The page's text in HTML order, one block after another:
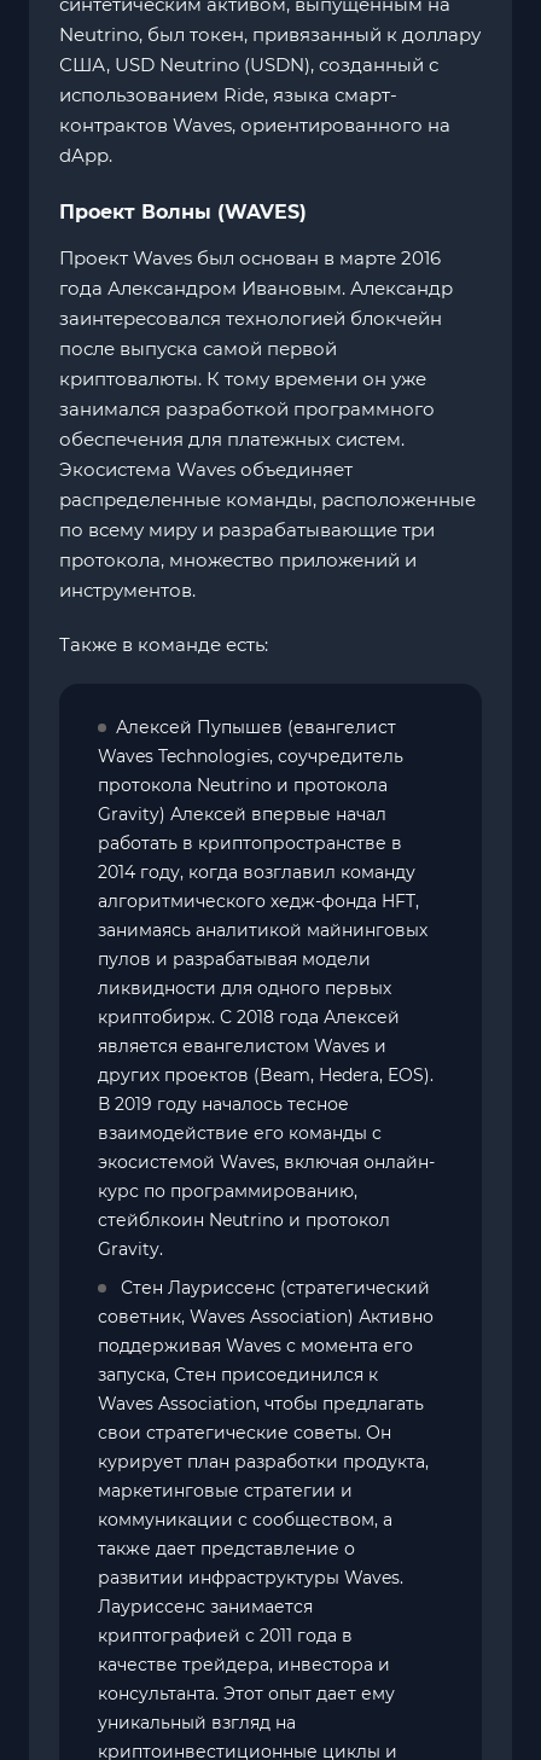
Neutrino, был токен, привязанный к доллару
США, USD Neutrino (USDN), созданный с
использованием Ride, языка смарт-
контрактов Waves, ориентированного на
dApp.
Проект Волны (WAVES)
Проект Waves был основан в марте 2016
года Александром Ивановым. Александр
заинтересовался технологией блокчейн
после выпуска самой первой
криптовалюты. К тому времени он уже
занимался разработкой программного
обеспечения для платежных систем.
Экосистема Waves объединяет
распределенные команды, расположенные
по всему миру и разрабатывающие три
протокола, множество приложений и
инструментов.
Также в команде есть:
Алексей Пупышев (евангелист
Waves Technologies, соучредитель
протокола Neutrino и протокола
Gravity) Алексей впервые начал
работать в криптопространстве в
2014 году, когда возглавил команду
алгоритмического хедж-фонда HFT,
занимаясь аналитикой майнинговых
пулов и разрабатывая модели
ликвидности для одного первых
криптобирж. С 2018 года Алексей
является евангелистом Waves и
других проектов (Beam, Hedera, EOS).
В 2019 году началось тесное
взаимодействие его команды с
экосистемой Waves, включая онлайн-
курс по программированию,
стейблкоин Neutrino и протокол
Gravity.
Стен Лауриссенс (стратегический
советник, Waves Association) Активно
поддерживая Waves с момента его
запуска, Стен присоединился к
Waves Association, чтобы предлагать
свои стратегические советы. Он
курирует план разработки продукта,
маркетинговые стратегии и
коммуникации с сообществом, а
также дает представление о
развитии инфраструктуры Waves.
Лауриссенс занимается
криптографией с 2011 года в
качестве трейдера, инвестора и
консультанта. Этот опыт дает ему
уникальный взгляд на
криптоинвестиционные циклы и